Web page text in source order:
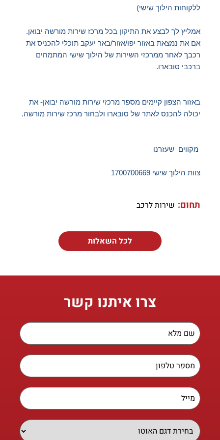
ללקוחות הילוך שישי)
אמליץ לך לבצע את התיקון בכל מרכז שירות מורשה יבואן.
אם את נמצאת באזור יפו/אזור/באר יעקב תוכלי להכניס את
רכבך לאחר ממרכזי השירות של הילוך שישי המתמחים
ברכבי סובארו.
באזור הצפון קיימים מספר מרכזי שירות מורשה יבואן- את
יכולה להכנס לאתר של סובארו ולבחור מרכז שירות מורשה.
מקווים שעזרנו
צוות הילוך שישי 1700700669
תחום: שירות לרכב
לכל השאלות
צרו איתנו קשר